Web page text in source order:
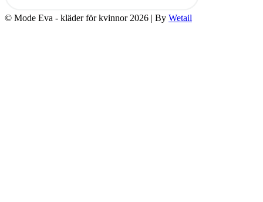
© Mode Eva - kläder för kvinnor 2026 | By Wetail